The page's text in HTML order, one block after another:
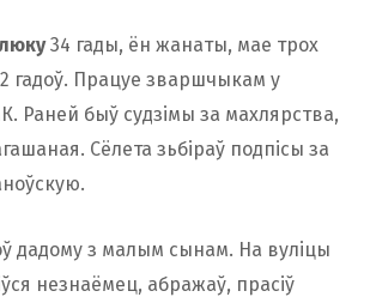
34 гады, ён жанаты, мае трох
гадоў. Працуе зваршчыкам у
Раней быў судзімы за махлярства,
Сёлета зьбіраў подпісы за
дадому з малым сынам. На вуліцы
незнаёмец, абражаў, прасіў